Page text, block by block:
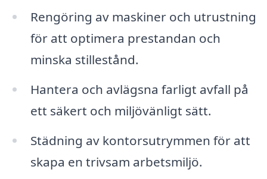
Rengöring av maskiner och utrustning
för att optimera prestandan och
minska stillestånd.
Hantera och avlägsna farligt avfall på
ett säkert och miljövänligt sätt.
Städning av kontorsutrymmen för att
skapa en trivsam arbetsmiljö.